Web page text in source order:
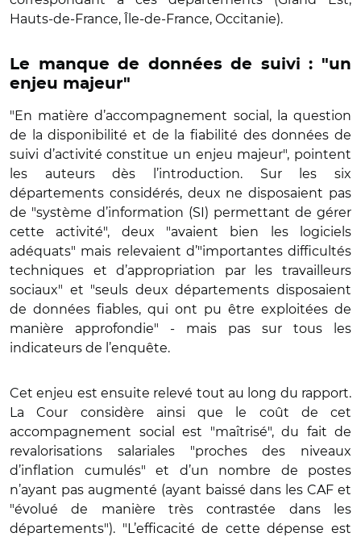
Hauts-de-France, Île-de-France, Occitanie).
Le manque de données de suivi : "un
enjeu majeur"
"En matière d’accompagnement social, la question
de la disponibilité et de la fiabilité des données de
suivi d’activité constitue un enjeu majeur", pointent
les auteurs dès l’introduction. Sur les six
départements considérés, deux ne disposaient pas
de "système d’information (SI) permettant de gérer
cette activité", deux "avaient bien les logiciels
adéquats" mais relevaient d’"importantes difficultés
techniques et d’appropriation par les travailleurs
sociaux" et "seuls deux départements disposaient
de données fiables, qui ont pu être exploitées de
manière approfondie" - mais pas sur tous les
indicateurs de l’enquête.
Cet enjeu est ensuite relevé tout au long du rapport.
La Cour considère ainsi que le coût de cet
accompagnement social est "maîtrisé", du fait de
revalorisations salariales "proches des niveaux
d’inflation cumulés" et d’un nombre de postes
n’ayant pas augmenté (ayant baissé dans les CAF et
"évolué de manière très contrastée dans les
départements"). "L’efficacité de cette dépense est